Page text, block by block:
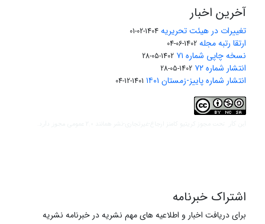
آخرین اخبار
تغییرات در هیئت تحریریه 1404-02-01
ارتقا رتبه مجله 1402-06-04
نسخه چاپی شماره ۷۱ 1402-05-28
انتشار شماره ۷۲ 1402-05-28
انتشار شماره پاییز-زمستان ۱۴۰۱ 1401-12-04
اشتراک خبرنامه
برای دریافت اخبار و اطلاعیه های مهم نشریه در خبرنامه نشریه